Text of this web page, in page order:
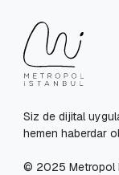
Siz de dijital
hemen haberdar
© 2025 Metropol